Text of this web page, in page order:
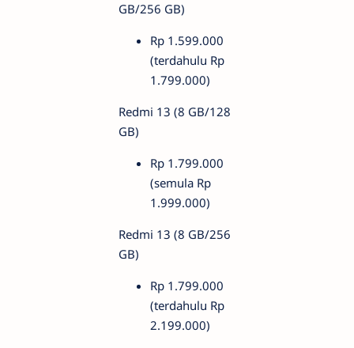
GB/256 GB)
Rp 1.599.000
(terdahulu Rp
1.799.000)
Redmi 13 (8 GB/128
GB)
Rp 1.799.000
(semula Rp
1.999.000)
Redmi 13 (8 GB/256
GB)
Rp 1.799.000
(terdahulu Rp
2.199.000)